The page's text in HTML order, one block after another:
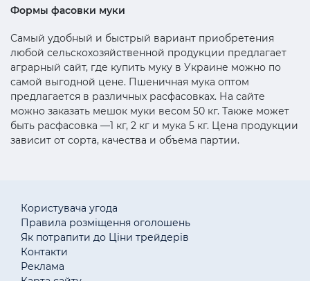
Формы фасовки муки
Самый удобный и быстрый вариант приобретения
любой сельскохозяйственной продукции предлагает
аграрный сайт, где купить муку в Украине можно по
самой выгодной цене. Пшеничная мука оптом
предлагается в различных расфасовках. На сайте
можно заказать мешок муки весом 50 кг. Также может
быть расфасовка —1 кг, 2 кг и мука 5 кг. Цена продукции
зависит от сорта, качества и объема партии.
Користувача угода
Правила розміщення оголошень
Як потрапити до Ціни трейдерів
Контакти
Реклама